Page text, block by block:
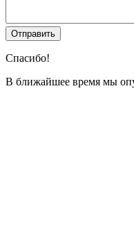
Спасибо!
В ближайшее время мы